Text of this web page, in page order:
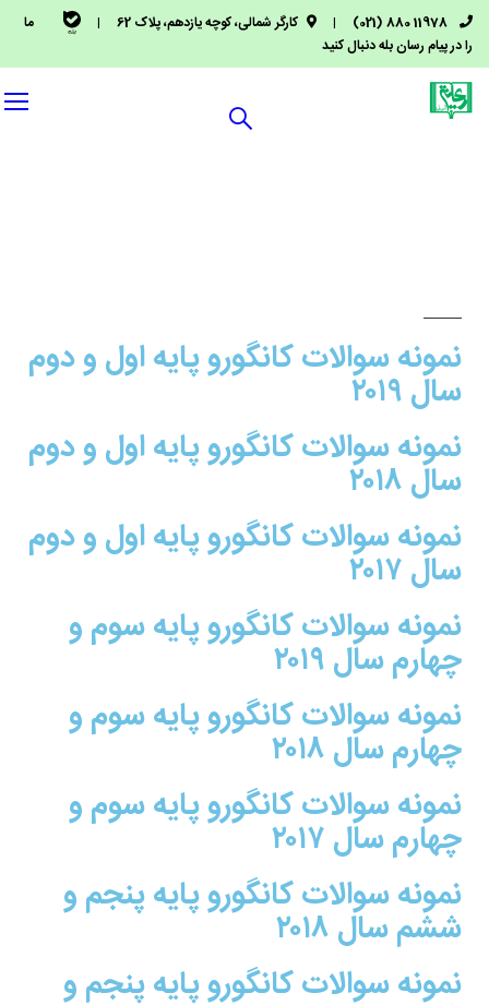
| کارگر شمالی، کوچه یازدهم، پلاک 62 |
ما
را در پیام رسان بله دنبال کنید
نمونه سوالات کانگورو پایه اول و دوم
سال ۲۰۱۹
نمونه سوالات کانگورو پایه اول و دوم
سال ۲۰۱۸
نمونه سوالات کانگورو پایه اول و دوم
سال ۲۰۱۷
نمونه سوالات کانگورو پایه سوم و
چهارم سال ۲۰۱۹
نمونه سوالات کانگورو پایه سوم و
چهارم سال ۲۰۱۸
نمونه سوالات کانگورو پایه سوم و
چهارم سال ۲۰۱۷
نمونه سوالات کانگورو پایه پنجم و
ششم سال ۲۰۱۸
نمونه سوالات کانگورو پایه پنجم و